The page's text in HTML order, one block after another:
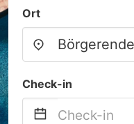
Ort
Check-in